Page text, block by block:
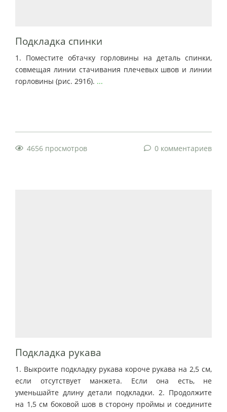
Подкладка спинки
1. Поместите обтачку горловины на деталь спинки,
совмещая линии стачивания плечевых швов и линии
горловины (рис. 291б). ...
4656 просмотров 0 комментариев
Подкладка рукава
1. Выкроите подкладку рукава короче рукава на 2,5 см,
если отсутствует манжета. Если она есть, не
уменьшайте длину детали подкладки. 2. Продолжите
на 1,5 см боковой шов в сторону проймы и соедините